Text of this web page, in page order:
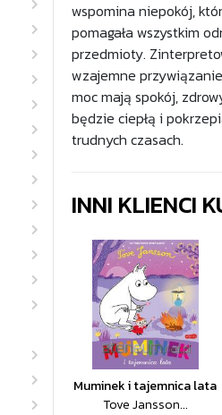
wspomina niepokój,
pomagała wszystkim
przedmioty.
wzajemne
moc mają spokój,
będzie ciepłą i
trudnych czasach.
INNI KLIENCI
Muminek i tajemnica lata
Tove Jansson...